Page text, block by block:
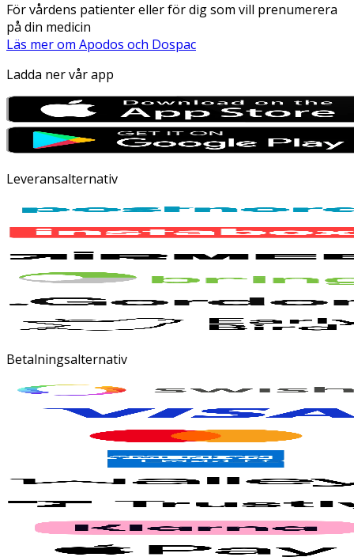
För vårdens patienter eller för dig som vill prenumerera
på din medicin
Läs mer om Apodos och Dospac
Ladda ner vår app
Leveransalternativ
Betalningsalternativ